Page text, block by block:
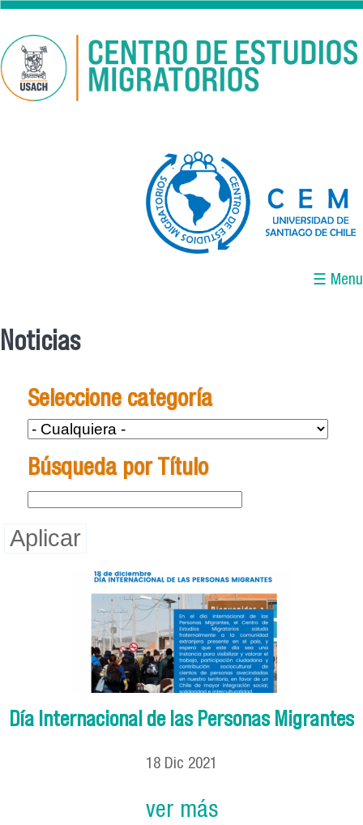
Pasar al contenido principal
☰ Menu
Noticias
Seleccione categoría
Búsqueda por Título
Día Internacional de las Personas Migrantes
18 Dic 2021
ver más